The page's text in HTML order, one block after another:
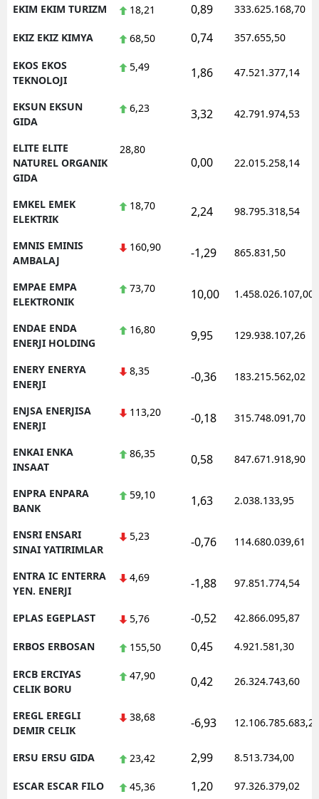
EKIM EKIM TURIZM 18,21 0,89 333.625.168,70
EKIZ EKIZ KIMYA 68,50 0,74 357.655,50
EKOS EKOS
TEKNOLOJI
5,49 1,86 47.521.377,14
EKSUN EKSUN
GIDA
6,23 3,32 42.791.974,53
ELITE ELITE
NATUREL ORGANIK
GIDA
28,80
0,00 22.015.258,14
EMKEL EMEK
ELEKTRIK
18,70 2,24 98.795.318,54
EMNIS EMINIS
AMBALAJ
160,90 -1,29 865.831,50
EMPAE EMPA
ELEKTRONIK
73,70 10,00 1.458.026.107,00
ENDAE ENDA
ENERJI HOLDING
16,80 9,95 129.938.107,26
ENERY ENERYA
ENERJI
8,35 -0,36 183.215.562,02
ENJSA ENERJISA
ENERJI
113,20 -0,18 315.748.091,70
ENKAI ENKA
INSAAT
86,35 0,58 847.671.918,90
ENPRA ENPARA
BANK
59,10 1,63 2.038.133,95
ENSRI ENSARI
SINAI YATIRIMLAR
5,23 -0,76 114.680.039,61
ENTRA IC ENTERRA
YEN. ENERJI
4,69 -1,88 97.851.774,54
EPLAS EGEPLAST 5,76 -0,52 42.866.095,87
ERBOS ERBOSAN 155,50 0,45 4.921.581,30
ERCB ERCIYAS
CELIK BORU
47,90 0,42 26.324.743,60
EREGL EREGLI
DEMIR CELIK
38,68 -6,93 12.106.785.683,20
ERSU ERSU GIDA 23,42 2,99 8.513.734,00
ESCAR ESCAR FILO 45,36 1,20 97.326.379,02